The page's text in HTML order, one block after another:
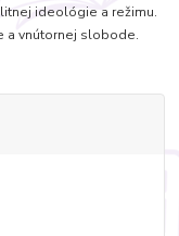
ideológie a režimu.
a vnútornej slobode.